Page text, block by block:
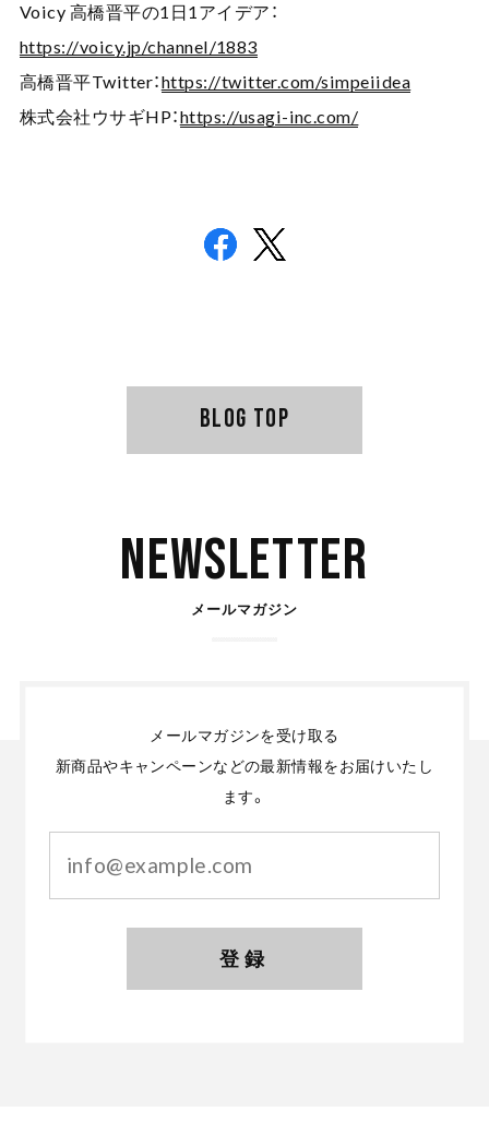
Voicy 高橋晋平の1 日1 アイデア：
https://voicy.jp/channel/1883
高橋晋平Twitter：https://twitter.com/simpeiidea
株式会社ウサギHP：https://usagi-inc.com/
BLOG TOP
Newsletter
メールマガジン
メールマガジンを受け取る
新商品やキャンペーンなどの最新情報をお届けいたし
ます。
登録